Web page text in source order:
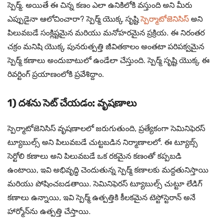
స్పెర్మ్. అయితే ఈ చిన్న కణం ఎలా ఉనికిలోకి వస్తుంది అని మీరు
ఎప్పుడైనా ఆలోచించారా? స్పెర్మ్ యొక్క సృష్టిస్పెర్మాటోజెనిసిస్ అని
పిలువబడే సంక్లిష్టమైన మరియు మనోహరమైన ప్రక్రియ. ఈ నిరంతర
చక్రం మనిషి యొక్క పునరుత్పత్తి జీవితకాలం అంతటా పరిపక్వమైన
స్పెర్మ్ కణాలు అందుబాటులో ఉండేలా చేస్తుంది. స్పెర్మ్ సృష్టి యొక్క ఈ
రివర్టింగ్ ప్రయాణంలోకి ప్రవేశిద్దాం.
1) దశను సెట్ చేయడం: వృషణాలు
స్పెర్మాటోజెనిసిస్ వృషణాలలో జరుగుతుంది, ప్రత్యేకంగా సెమినిఫెరస్
ట్యూబుల్స్ అని పిలువబడే చుట్టబడిన నిర్మాణాలలో. ఈ ట్యూబ్స్
సెర్టోలి కణాలు అని పిలువబడే ఒక రకమైన కణంతో కప్పబడి
ఉంటాయి, ఇవి అభివృద్ధి చెందుతున్న స్పెర్మ్ కణాలకు మద్దతునిస్తాయి
మరియు పోషించబడతాయి. సెమినిఫెరస్ ట్యూబుల్స్ చుట్టూ లేడిగ్
కణాలు ఉన్నాయి, ఇవి స్పెర్మ్ ఉత్పత్తికి కీలకమైన టెస్టోస్టెరాన్ అనే
హార్మోన్‌ను ఉత్పత్తి చేస్తాయి.